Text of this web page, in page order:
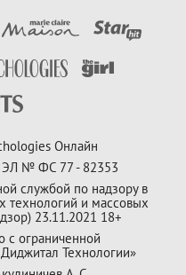
Онлайн
ЭЛ № ФС 77 - 82353
службой по надзору в
технологий и массовых
23.11.2021 18+
с ограниченной
Технологии»